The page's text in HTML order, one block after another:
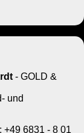
- GOLD &
und
+49 6831 - 8 01